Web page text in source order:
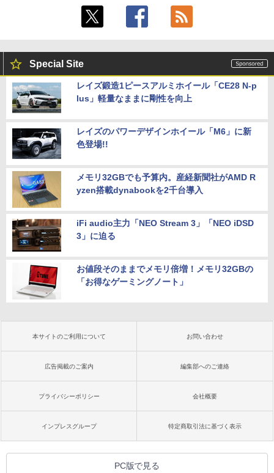
￥39,600
【ランキング1位！】新品 ノートパソコ
ン VETESA Intel Celeron 6500Y メモリ
ー:8GB SSD:1TB最大 15.6インチ 15.6型
フルHD液晶 テンキー付き 日本語キーボ
ードwindows11搭載 office2024付き 初
￥45,980
カット ノングレア HDMI Adaptive-Sync
ブラック MAXZEN MGM25IC03 マクス
5
【16%OFF！8/11 1:59まで】AOPEN ゲ
5ms sRGB 99% AMD FreeSync Premiu
m HDR10 HDMI 2.0 DisplayPort 1.2 ス
ピーカー・ヘッドフォン端子搭載 ゼロフ
bmipx
￥14,980
￥8,700
Special Site
レイズ鍛造1ピースアルミホイール「CE28 N-p
lus」軽量なままに剛性を向上
レイズのパワーデザインホイール「M6」に新
色登場!!
メモリ32GBでも予算内。産経新聞社がAMD R
yzen搭載dynabookを2千台導入
iFi audio主力「NEO Stream 3」「NEO iDSD
3」に迫る
お値段そのままでメモリ倍増！メモリ32GBの
「お得なゲーミングノート」
本サイトのご利用について お問い合わせ
広告掲載のご案内 編集部へのご連絡
プライバシーポリシー 会社概要
インプレスグループ 特定商取引法に基づく表示
PC版で見る